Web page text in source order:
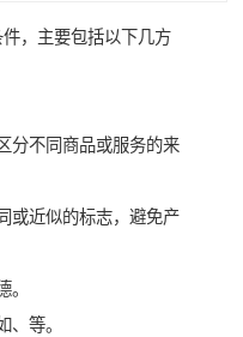
，主要包括以下几方
分不同商品或服务的来
或近似的标志，避免产
等。